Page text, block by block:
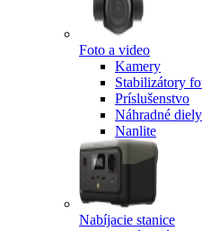
Foto a video
Kamery
Stabilizátory
Príslušenstvo
Náhradné diely
Nanlite
Nabíjacie stanice